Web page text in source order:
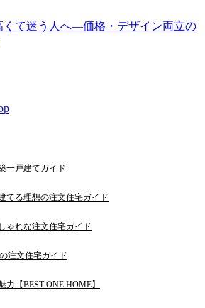
くて迷う人へ―価格・デザイン両立の
一戸建てガイド
てる理想の注文住宅ガイド
ゃれな注文住宅ガイド
注文住宅ガイド
【BEST ONE HOME】